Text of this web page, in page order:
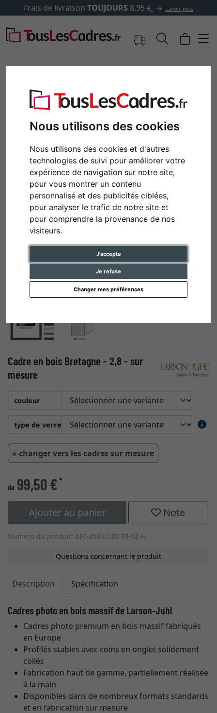
Nous utilisons des cookies
Nous utilisons des cookies et d'autres
technologies de suivi pour améliorer votre
expérience de navigation sur notre site,
pour vous montrer un contenu
personnalisé et des publicités ciblées,
pour analyser le trafic de notre site et
pour comprendre la provenance de nos
visiteurs.
J'accepte
Je refuse
Changer mes préférences
Frais de livraisonTOUJOURS8,95 € savoir plus
Retour
Cadre en bois Bretagne - 2,8 - sur
mesure
couleur
type de verre
» changer vers les cadres sur mesure
de 99,50 €*
Ajouter au panier Note
Numéro du produit: AIC-454301D170-SZ-H
Questions concernant le produit
Description Spécification
Cadres photo en bois massif de Larson-Juhl
Cadres photo premium en bois massif fabriqués
en Europe
Profilés stables avec coins en onglet solidement
collés
Fabrication haut de gamme, partiellement réalisée
à la main
Disponibles dans de nombreux formats standards
et en fabrication sur mesure